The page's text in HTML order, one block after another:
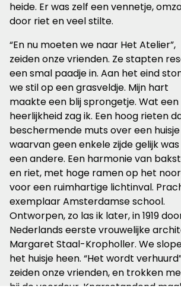
heide. Er was zelf een vennetje,
door riet en veel stilte.
“En nu moeten we naar Het Atelier”,
zeiden onze vrienden. Ze stapten
een smal paadje in. Aan het eind
we stil op een grasveldje. Mijn hart
maakte een blij sprongetje. Wat een
heerlijkheid zag ik. Een hoog rieten
beschermende muts over een huisje
waarvan geen enkele zijde gelijk
een andere. Een harmonie van
en riet, met hoge ramen op het
voor een ruimhartige lichtinval.
exemplaar Amsterdamse school.
Ontworpen, zo las ik later, in 1919
Nederlands eerste vrouwelijke
Margaret Staal-Kropholler. We
het huisje heen. “Het wordt
zeiden onze vrienden, en trokken
bij de voordeur. Knarsetandend